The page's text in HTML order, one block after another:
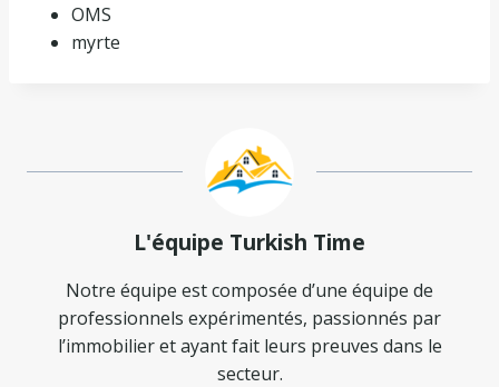
OMS
myrte
L'équipe Turkish Time
Notre équipe est composée d’une équipe de
professionnels expérimentés, passionnés par
l’immobilier et ayant fait leurs preuves dans le
secteur.